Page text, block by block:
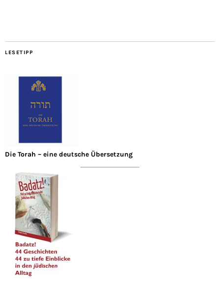
LESETIPP
Die Torah – eine deutsche Übersetzung